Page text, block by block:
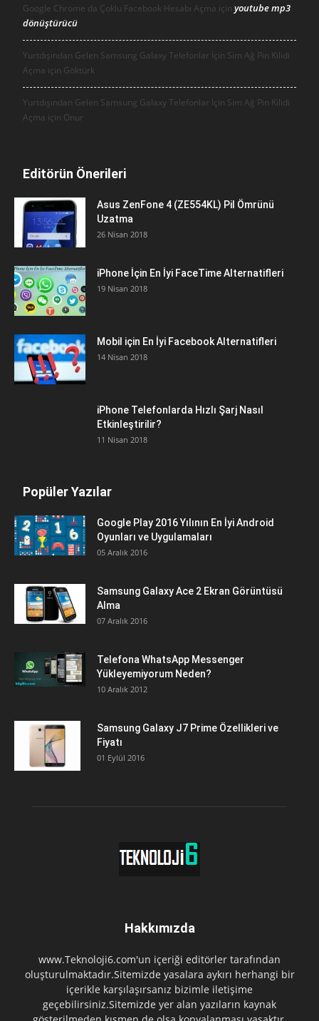
Google Chrome da Çoklu Facebook Hesabı Açma için youtube mp3
dönüştürücü
Yurtdışından Gelen Samsung Galaxy Telefonlar İçin Sim Ağ Pin Kilidi
Açma için Göktürk
Yurtdışından Gelen Samsung Galaxy Telefonlar İçin Sim Ağ Pin Kilidi
Açma için Onur
Editörün Önerileri
Asus ZenFone 4 (ZE554KL) Pil Ömrünü
Uzatma
26 Nisan 2018
iPhone İçin En İyi FaceTime Alternatifleri
19 Nisan 2018
Mobil için En İyi Facebook Alternatifleri
14 Nisan 2018
iPhone Telefonlarda Hızlı Şarj Nasıl
Etkinleştirilir?
11 Nisan 2018
Popüler Yazılar
Google Play 2016 Yılının En İyi Android
Oyunları ve Uygulamaları
05 Aralık 2016
Samsung Galaxy Ace 2 Ekran Görüntüsü
Alma
07 Aralık 2016
Telefona WhatsApp Messenger
Yükleyemiyorum Neden?
10 Aralık 2012
Samsung Galaxy J7 Prime Özellikleri ve
Fiyatı
01 Eylül 2016
Hakkımızda
www.Teknoloji6.com'un içeriği editörler tarafından
oluşturulmaktadır.Sitemizde yasalara aykırı herhangi bir
içerikle karşılaşırsanız bizimle iletişime
geçebilirsiniz.Sitemizde yer alan yazıların kaynak